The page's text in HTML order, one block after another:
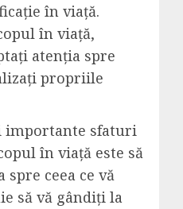
în viață.
în viață,
atenția spre
propriile
importante sfaturi
în viață este să
ceea ce vă
să vă gândiți la